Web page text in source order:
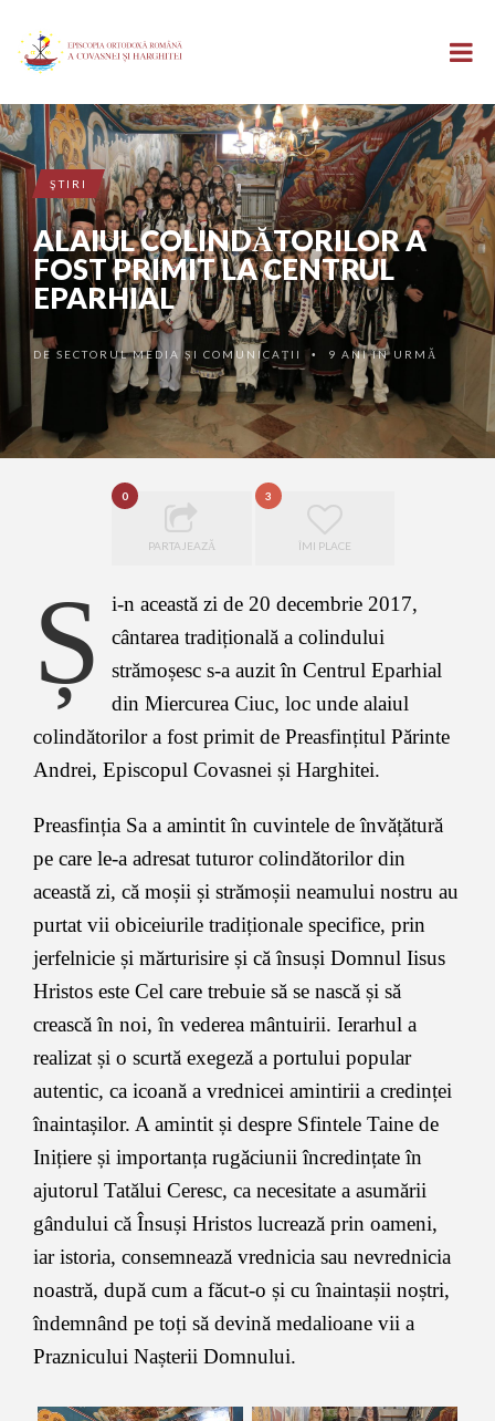
ŞTIRI
ALAIUL COLINDĂTORILOR A
FOST PRIMIT LA CENTRUL
EPARHIAL
DE SECTORUL MEDIA ȘI COMUNICAȚII • 9 ANI ÎN URMĂ
0
PARTAJEAZĂ
3
ÎMI PLACE
Ș
i-n această zi de 20 decembrie 2017,
cântarea tradițională a colindului
strămoșesc s-a auzit în Centrul Eparhial
din Miercurea Ciuc, loc unde alaiul
colindătorilor a fost primit de Preasfințitul Părinte
Andrei, Episcopul Covasnei și Harghitei.
Preasfinția Sa a amintit în cuvintele de învățătură
pe care le-a adresat tuturor colindătorilor din
această zi, că moșii și strămoșii neamului nostru au
purtat vii obiceiurile tradiționale specifice, prin
jerfelnicie și mărturisire și că însuși Domnul Iisus
Hristos este Cel care trebuie să se nască și să
crească în noi, în vederea mântuirii. Ierarhul a
realizat și o scurtă exegeză a portului popular
autentic, ca icoană a vrednicei amintirii a credinței
înaintașilor. A amintit și despre Sfintele Taine de
Inițiere și importanța rugăciunii încredințate în
ajutorul Tatălui Ceresc, ca necesitate a asumării
gândului că Însuși Hristos lucrează prin oameni,
iar istoria, consemnează vrednicia sau nevrednicia
noastră, după cum a făcut-o și cu înaintașii noștri,
îndemnând pe toți să devină medalioane vii a
Praznicului Nașterii Domnului.